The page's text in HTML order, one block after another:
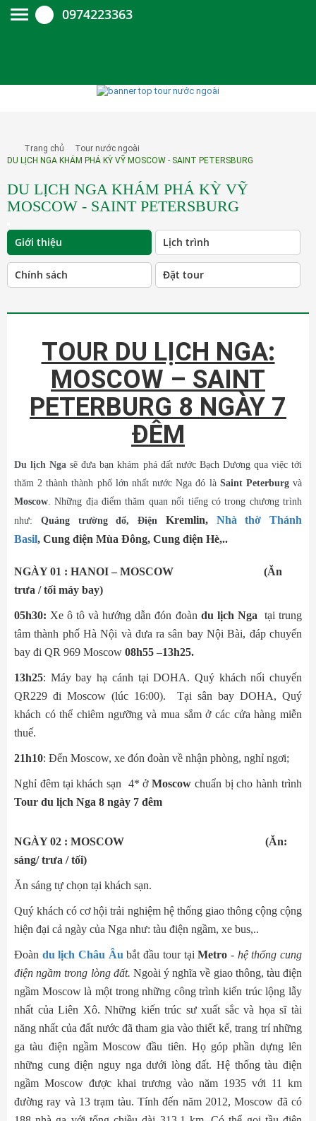
0974223363
Trang chủ
Tour nước ngoài
DU LỊCH NGA KHÁM PHÁ KỲ VỸ MOSCOW - SAINT PETERSBURG
DU LỊCH NGA KHÁM PHÁ KỲ VỸ
MOSCOW - SAINT PETERSBURG
Giới thiệu Lịch trình
Chính sách Đặt tour
TOUR DU LỊCH NGA:
MOSCOW – SAINT
PETERBURG 8 NGÀY 7
ĐÊM
Du lịch Nga sẽ đưa bạn khám phá đất nước Bạch Dương qua việc tới
thăm 2 thành thành phố lớn nhất nước Nga đó là Saint Peterburgvà
Moscow. Những địa điểm thăm quan nổi tiếng có trong chương trình
như: Quảng trường đổ, Điện Kremlin, Nhà thờ Thánh
Basil, Cung điện Mùa Đông, Cung điện Hè,..
NGÀY 01 : HANOI – MOSCOW (Ăn
trưa / tối máy bay)
05h30: Xe ô tô và hướng dẫn đón đoàn du lịch Nga
tại trung
tâm thành phố Hà Nội và đưa ra sân bay Nội Bài, đáp chuyến
bay đi QR 969 Moscow 08h55 –13h25.
13h25: Máy bay hạ cánh tại DOHA. Quý khách nối chuyến
QR229 đi Moscow (lúc 16:00). Tại sân bay DOHA, Quý
khách có thể chiêm ngưỡng và mua sắm ở các cửa hàng miễn
thuế.
21h10: Đến Moscow, xe đón đoàn về nhận phòng, nghỉ ngơi;
Nghỉ đêm tại khách sạn 4* ởMoscow chuẩn bị cho hành trình
Tour du lịch Nga 8 ngày 7 đêm
NGÀY 02 : MOSCOW (Ăn:
sáng/ trưa / tối)
Ăn sáng tự chọn tại khách sạn.
Quý khách có cơ hội trải nghiệm hệ thống giao thông cộng cộng
hiện đại cả ngày của Nga như: tàu điện ngầm, xe bus,..
Đoàn du lịch Châu Âu bắt đầu tour tạiMetro - hệ thống cung
điện ngầm trong lòng đất. Ngoài ý nghĩa về giao thông, tàu điện
ngầm Moscow là một trong những công trình kiến ​​trúc lộng lẫy
nhất của Liên Xô. Những kiến trúc sư xuất sắc và họa sĩ tài
năng nhất của đất nước đã tham gia vào thiết kế, trang trí những
ga tàu điện ngầm Moscow đầu tiên. Họ góp phần dựng lên
những cung điện nguy nga dưới lòng đất. Hệ thống tàu điện
ngầm Moscow được khai trương vào năm 1935 với 11 km
đường ray và 13 trạm tàu. Tính đến năm 2012, Moscow đã có